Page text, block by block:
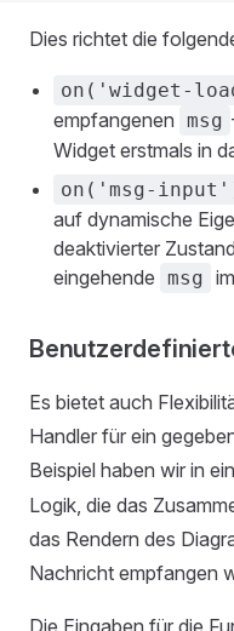
Dies richtet die
on('widget-
empfangenen msg
Widget erstmals in
on('msg-
auf dynamische
deaktivierter
eingehende msg
Es bietet auch
Handler für ein
Beispiel haben wir in
Logik, die das
das Rendern des
Nachricht empfangen
Die Eingaben für die